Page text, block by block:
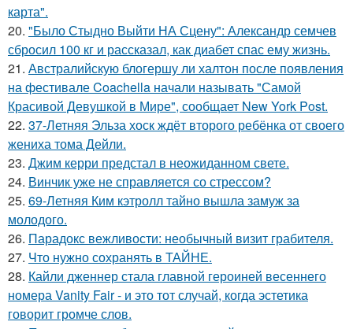
карта".
20. "Было Стыдно Выйти НА Сцену": Александр семчев
сбросил 100 кг и рассказал, как диабет спас ему жизнь.
21. Австралийскую блогершу ли халтон после появления
на фестивале Coachella начали называть "Самой
Красивой Девушкой в Мире", сообщает New York Post.
22. 37-Летняя Эльза хоск ждёт второго ребёнка от своего
жениха тома Дейли.
23. Джим керри предстал в неожиданном свете.
24. Винчик уже не справляется со стрессом?
25. 69-Летняя Ким кэтролл тайно вышла замуж за
молодого.
26. Парадокс вежливости: необычный визит грабителя.
27. Что нужно сохранять в ТАЙНЕ.
28. Кайли дженнер стала главной героиней весеннего
номера Vanity Fair - и это тот случай, когда эстетика
говорит громче слов.